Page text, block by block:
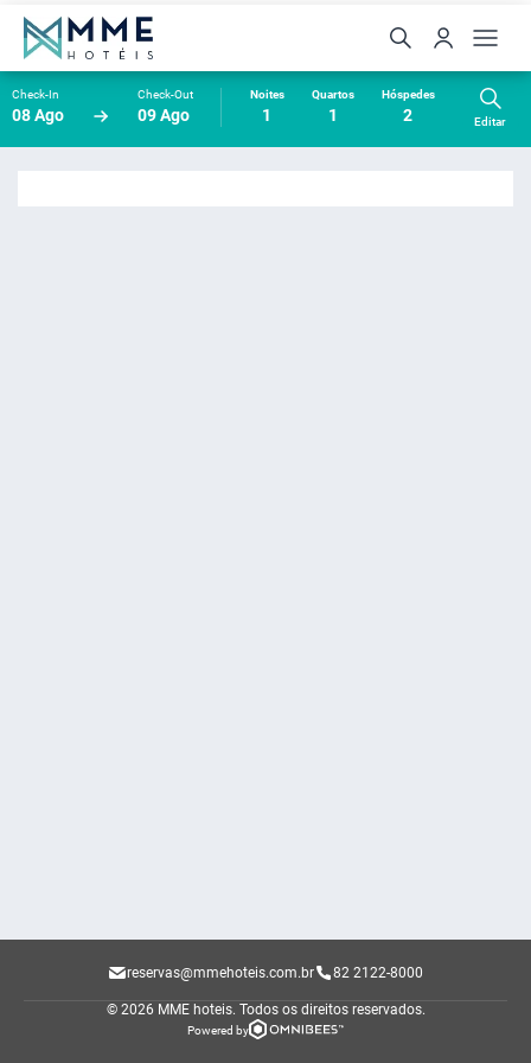
Check-In
08 Ago
Check-Out
09 Ago
Noites
1
Quartos
1
Hóspedes
2 Editar
reservas@mmehoteis.com.br 82 2122-8000
© 2026 MME hoteis. Todos os direitos reservados.
Powered by